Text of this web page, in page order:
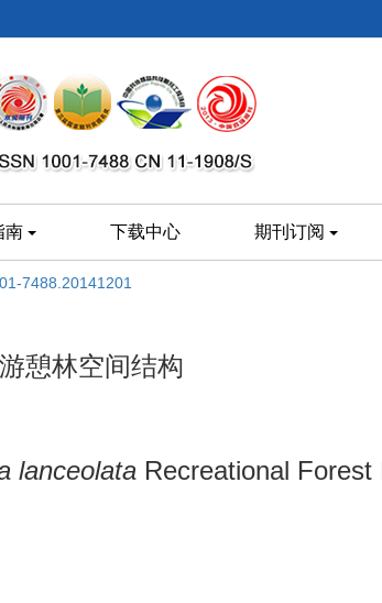
南 下载中心 期刊订阅
7488.20141201
憩林空间结构
lanceolata Recreational